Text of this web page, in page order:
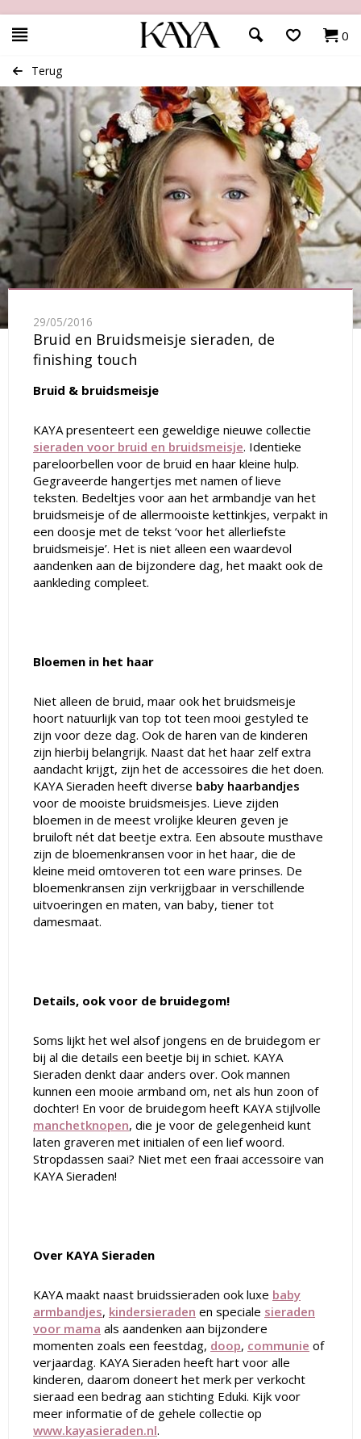
0
Terug
29/05/2016
Bruid en Bruidsmeisje sieraden, de
finishing touch
Bruid & bruidsmeisje
KAYA presenteert een geweldige nieuwe collectie
sieraden voor bruid en bruidsmeisje. Identieke
pareloorbellen voor de bruid en haar kleine hulp.
Gegraveerde hangertjes met namen of lieve
teksten. Bedeltjes voor aan het armbandje van het
bruidsmeisje of de allermooiste kettinkjes, verpakt in
een doosje met de tekst ‘voor het allerliefste
bruidsmeisje’. Het is niet alleen een waardevol
aandenken aan de bijzondere dag, het maakt ook de
aankleding compleet.
Bloemen in het haar
Niet alleen de bruid, maar ook het bruidsmeisje
hoort natuurlijk van top tot teen mooi gestyled te
zijn voor deze dag. Ook de haren van de kinderen
zijn hierbij belangrijk. Naast dat het haar zelf extra
aandacht krijgt, zijn het de accessoires die het doen.
KAYA Sieraden heeft diverse baby haarbandjes
voor de mooiste bruidsmeisjes. Lieve zijden
bloemen in de meest vrolijke kleuren geven je
bruiloft nét dat beetje extra. Een absoute musthave
zijn de bloemenkransen voor in het haar, die de
kleine meid omtoveren tot een ware prinses. De
bloemenkransen zijn verkrijgbaar in verschillende
uitvoeringen en maten, van baby, tiener tot
damesmaat.
Details, ook voor de bruidegom!
Soms lijkt het wel alsof jongens en de bruidegom er
bij al die details een beetje bij in schiet. KAYA
Sieraden denkt daar anders over. Ook mannen
kunnen een mooie armband om, net als hun zoon of
dochter! En voor de bruidegom heeft KAYA stijlvolle
manchetknopen, die je voor de gelegenheid kunt
laten graveren met initialen of een lief woord.
Stropdassen saai? Niet met een fraai accessoire van
KAYA Sieraden!
Over KAYA Sieraden
KAYA maakt naast bruidssieraden ook luxe baby
armbandjes, kindersieraden en speciale sieraden
voor mama als aandenken aan bijzondere
momenten zoals een feestdag, doop, communie of
verjaardag. KAYA Sieraden heeft hart voor alle
kinderen, daarom doneert het merk per verkocht
sieraad een bedrag aan stichting Eduki. Kijk voor
meer informatie of de gehele collectie op
www.kayasieraden.nl.